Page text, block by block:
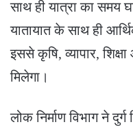
साथ ही यात्रा का समय
यातायात के साथ ही
इससे कृषि, व्यापार,
मिलेगा।
लोक निर्माण विभाग ने